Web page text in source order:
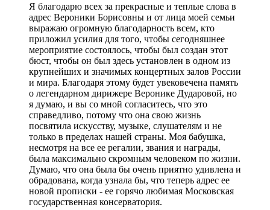
Я благодарю всех за прекрасные и теплые слова в
адрес Вероники Борисовны и от лица моей семьи
выражаю огромную благодарность всем, кто
приложил усилия для того, чтобы сегодняшнее
мероприятие состоялось, чтобы был создан этот
бюст, чтобы он был здесь установлен в одном из
крупнейших и значимых концертных залов России
и мира. Благодаря этому будет увековечена память
о легендарном дирижере Веронике Дударовой, но
я думаю, и вы со мной согласитесь, что это
справедливо, потому что она свою жизнь
посвятила искусству, музыке, слушателям и не
только в пределах нашей страны. Моя бабушка,
несмотря на все ее регалии, звания и награды,
была максимально скромным человеком по жизни.
Думаю, что она была бы очень приятно удивлена и
обрадована, когда узнала бы, что теперь адрес ее
новой прописки - ее горячо любимая Московская
государственная консерватория.